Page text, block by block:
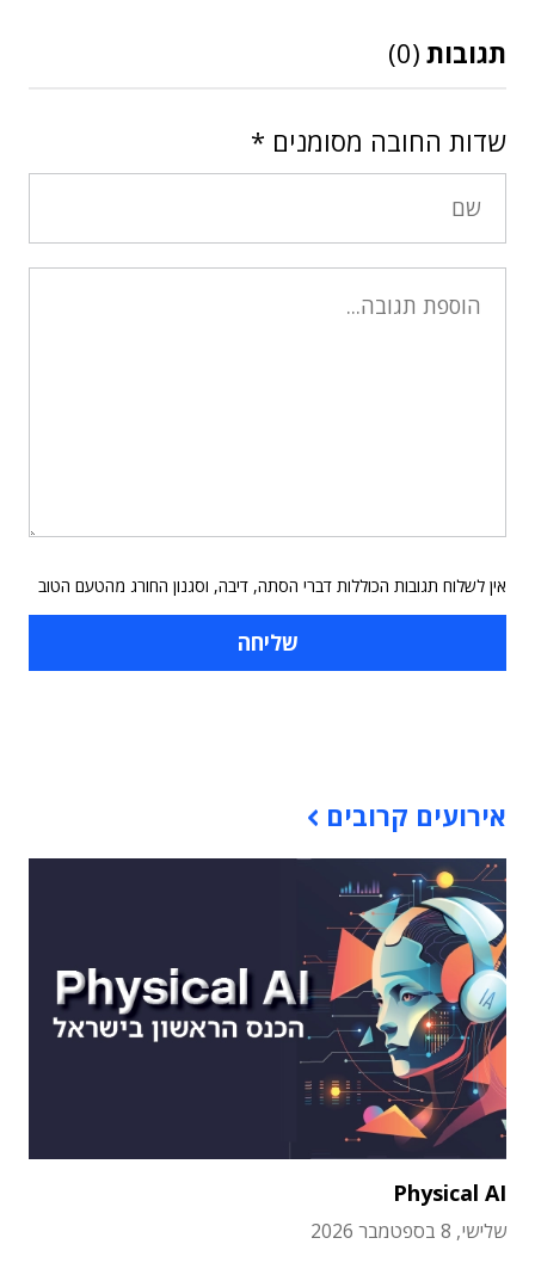
תגובות (0)
שדות החובה מסומנים *
אין לשלוח תגובות הכוללות דברי הסתה, דיבה, וסגנון החורג מהטעם הטוב
אירועים קרובים
Physical AI
שלישי, 8 בספטמבר 2026